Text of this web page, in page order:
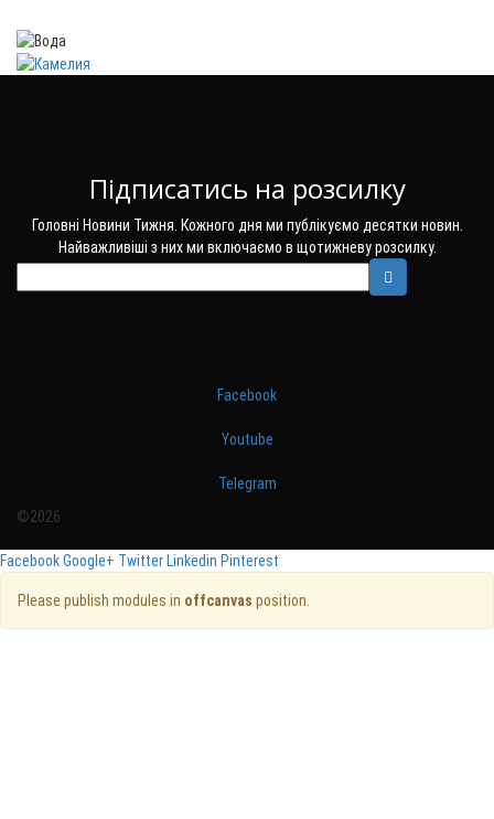
Підписатись на розсилку
Головні Новини Тижня. Кожного дня ми публікуємо десятки новин.
Найважливіші з них ми включаємо в щотижневу розсилку.
Facebook
Youtube
Telegram
©2026
FacebookGoogle+ Twitter Linkedin Pinterest
Please publish modules in offcanvas position.